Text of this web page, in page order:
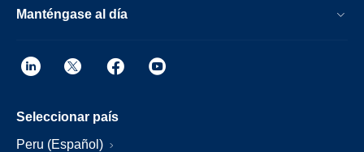
Manténgase al día
Seleccionar país
Peru (Español)